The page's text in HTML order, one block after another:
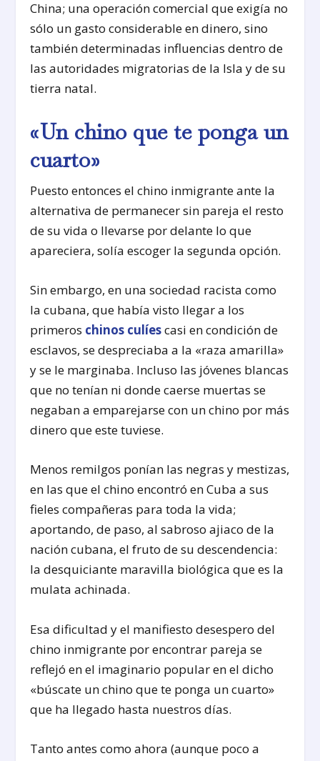
China; una operación comercial que exigía no
sólo un gasto considerable en dinero, sino
también determinadas influencias dentro de
las autoridades migratorias de la Isla y de su
tierra natal.
«Un chino que te ponga un
cuarto»
Puesto entonces el chino inmigrante ante la
alternativa de permanecer sin pareja el resto
de su vida o llevarse por delante lo que
apareciera, solía escoger la segunda opción.
Sin embargo, en una sociedad racista como
la cubana, que había visto llegar a los
primeros chinos culíescasi en condición de
esclavos, se despreciaba a la «raza amarilla»
y se le marginaba. Incluso las jóvenes blancas
que no tenían ni donde caerse muertas se
negaban a emparejarse con un chino por más
dinero que este tuviese.
Menos remilgos ponían las negras y mestizas,
en las que el chino encontró en Cuba a sus
fieles compañeras para toda la vida;
aportando, de paso, al sabroso ajiaco de la
nación cubana, el fruto de su descendencia:
la desquiciante maravilla biológica que es la
mulata achinada.
Esa dificultad y el manifiesto desespero del
chino inmigrante por encontrar pareja se
reflejó en el imaginario popular en el dicho
«búscate un chino que te ponga un cuarto»
que ha llegado hasta nuestros días.
Tanto antes como ahora (aunque poco a